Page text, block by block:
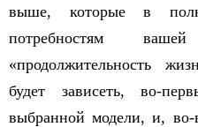
выше, которые в
потребностям
«продолжительность
будет зависеть, во-
выбранной модели, и, во-